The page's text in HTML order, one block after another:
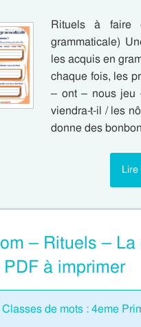
Rituels à faire
grammaticale)
les acquis en
chaque fois, les
– ont – nous
viendra-t-il / les
donne des
Lire
– Rituels –
à imprimer
de mots : 4eme